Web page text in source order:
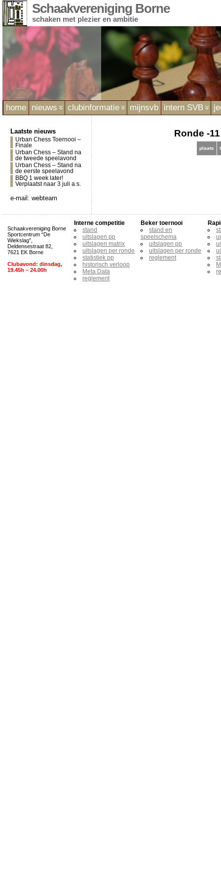
Schaakvereniging Borne
schaken met plezier en ambitie
home nieuws clubinformatie mijnsvb intern SVB
Laatste nieuws
Urban Chess Toernooi –
Finale
Urban Chess – Stand na
de tweede speelavond
Urban Chess – Stand na
de eerste speelavond
BBQ 1 week later!
Verplaatst naar 3 juli a.s.
e-mail: webteam
Ronde -
plaats
Schaakvereniging Borne
Sportcentrum “De
Wiekslag”,
Deldensestraat 82,
7621 EK Borne
Clubavond: dinsdag,
19.45h – 24.00h
Interne competitie
stand
uitslagen pp
uitslagen matrix
uitslagen per ronde
statistiek pp
historisch verloop
Meta Data
reglement
Beker toernooi
stand en
speelschema
uitslagen pp
uitslagen per ronde
reglement